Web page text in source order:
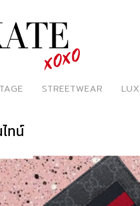
ดูหนังออนไลน์
STREETWEAR
STREETWEAR
ทน์